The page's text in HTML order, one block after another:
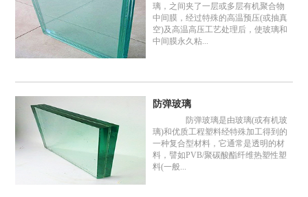
璃，之间夹了一层或多层有机聚合物
中间膜，经过特殊的高温预压(或抽真
空)及高温高压工艺处理后，使玻璃和
中间膜永久粘...
防弹玻璃
防弹玻璃是由玻璃(或有机玻
璃)和优质工程塑料经特殊加工得到的
一种复合型材料，它通常是透明的材
料，譬如PVB/聚碳酸酯纤维热塑性塑
料(一般...